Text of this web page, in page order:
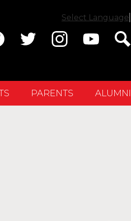
PARENTS ALUMNI
Select Language